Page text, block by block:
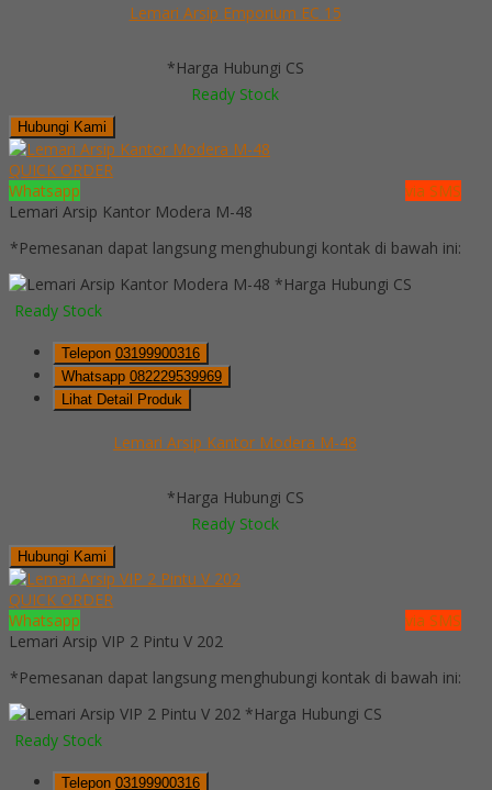
Lemari Arsip Emporium EC 15
*Harga Hubungi CS
Ready Stock
Hubungi Kami
QUICK ORDER
Whatsapp
via SMS
Lemari Arsip Kantor Modera M-48
*Pemesanan dapat langsung menghubungi kontak di bawah ini:
*Harga Hubungi CS
Ready Stock
Telepon 03199900316
Whatsapp 082229539969
Lihat Detail Produk
Lemari Arsip Kantor Modera M-48
*Harga Hubungi CS
Ready Stock
Hubungi Kami
QUICK ORDER
Whatsapp
via SMS
Lemari Arsip VIP 2 Pintu V 202
*Pemesanan dapat langsung menghubungi kontak di bawah ini:
*Harga Hubungi CS
Ready Stock
Telepon 03199900316